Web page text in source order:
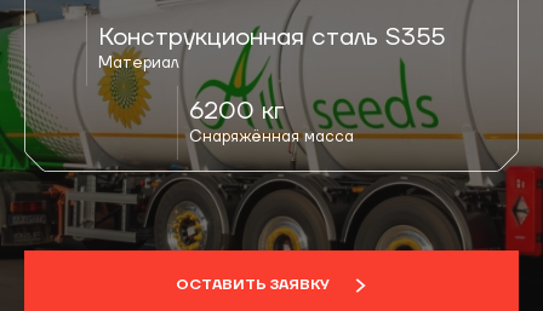
Конструкционная сталь S355
Материал
6200 кг
Снаряжённая масса
ОСТАВИТЬ ЗАЯВКУ